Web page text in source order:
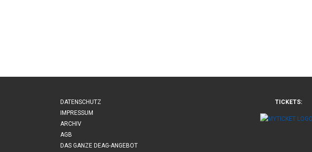
DATENSCHUTZ
IMPRESSUM
ARCHIV
AGB
DAS GANZE DEAG-ANGEBOT
TICKETS: